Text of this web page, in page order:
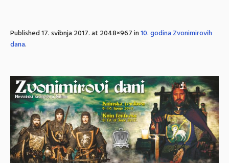
Published17. svibnja 2017.at 2048×967 in10. godina Zvonimirovih
dana.